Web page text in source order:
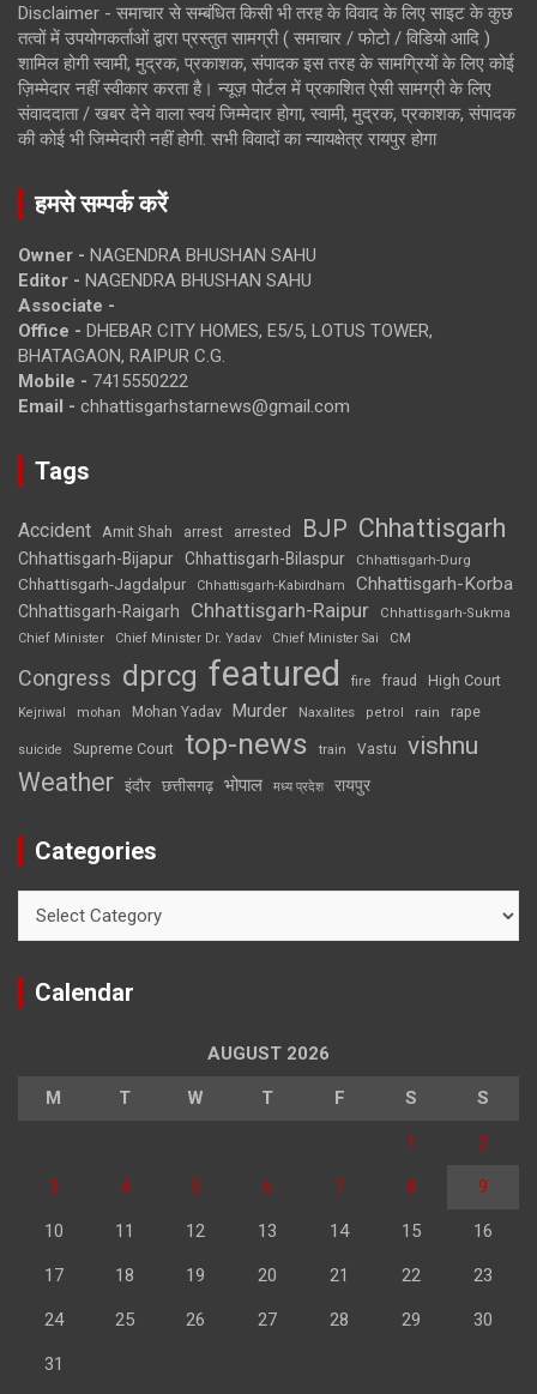
Disclaimer - समाचार से सम्बंधित किसी भी तरह के विवाद के लिए साइट के कुछ
तत्वों में उपयोगकर्ताओं द्वारा प्रस्तुत सामग्री ( समाचार / फोटो / विडियो आदि )
शामिल होगी स्वामी, मुद्रक, प्रकाशक, संपादक इस तरह के सामग्रियों के लिए कोई
ज़िम्मेदार नहीं स्वीकार करता है। न्यूज़ पोर्टल में प्रकाशित ऐसी सामग्री के लिए
संवाददाता / खबर देने वाला स्वयं जिम्मेदार होगा, स्वामी, मुद्रक, प्रकाशक, संपादक
की कोई भी जिम्मेदारी नहीं होगी. सभी विवादों का न्यायक्षेत्र रायपुर होगा
हमसे सम्पर्क करें
Owner - NAGENDRA BHUSHAN SAHU
Editor - NAGENDRA BHUSHAN SAHU
Associate -
Office - DHEBAR CITY HOMES, E5/5, LOTUS TOWER,
BHATAGAON, RAIPUR C.G.
Mobile - 7415550222
Email - chhattisgarhstarnews@gmail.com
Tags
Accident Amit Shah arrest arrested BJP Chhattisgarh
Chhattisgarh-Bijapur Chhattisgarh-Bilaspur Chhattisgarh-Durg
Chhattisgarh-Jagdalpur Chhattisgarh-Kabirdham Chhattisgarh-Korba
Chhattisgarh-Raigarh Chhattisgarh-Raipur
Chhattisgarh-Sukma
Chief Minister
Chief Minister Dr. Yadav Chief Minister Sai CM
Congress dprcg featured fire fraud High Court
Kejriwal mohan Mohan Yadav Murder Naxalites petrol rain rape
suicide Supreme Court top-news train Vastu vishnu
Weather इंदौर छत्तीसगढ़ भोपाल मध्य प्रदेश रायपुर
Categories
Calendar
AUGUST 2026
M T W T F S S
1 2
3 4 5 6 7 8 9
10 11 12 13 14 15 16
17 18 19 20 21 22 23
24 25 26 27 28 29 30
31